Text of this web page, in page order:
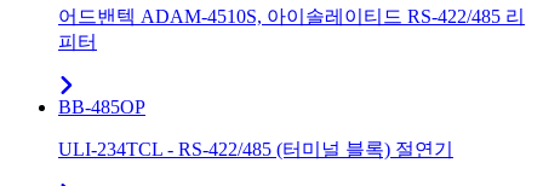
어드밴텍 ADAM-4510S, 아이솔레이티드 RS-422/485 리
피터
BB-485OP
ULI-234TCL - RS-422/485 (터미널 블록) 절연기